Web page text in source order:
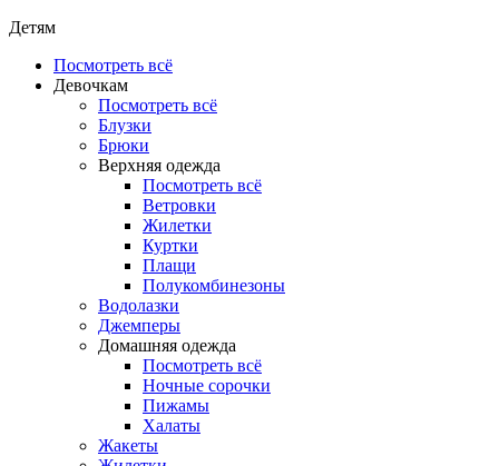
Детям
Посмотреть всё
Девочкам
Посмотреть всё
Блузки
Брюки
Верхняя одежда
Посмотреть всё
Ветровки
Жилетки
Куртки
Плащи
Полукомбинезоны
Водолазки
Джемперы
Домашняя одежда
Посмотреть всё
Ночные сорочки
Пижамы
Халаты
Жакеты